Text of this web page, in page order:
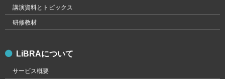
講演資料とトピックス
研修教材
LiBRAについて
サービス概要